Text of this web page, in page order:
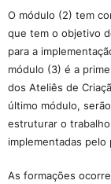
O módulo (2) tem
que tem o objetivo
para a
módulo (3) é a
dos Ateliês de
último módulo,
estruturar o
implementadas pelo
As formações